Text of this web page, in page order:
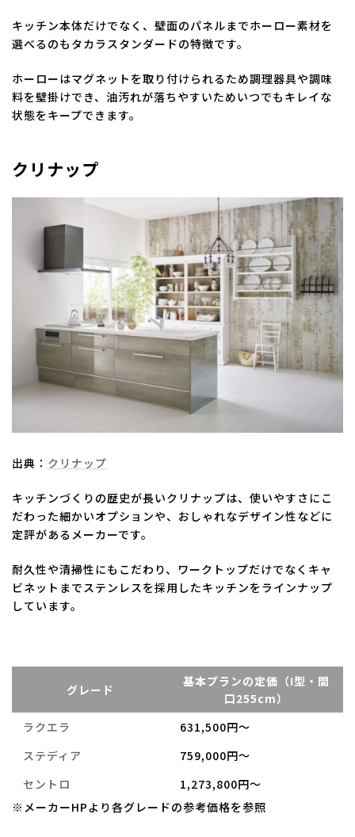
キッチン本体だけでなく、壁面のパネルまでホーロー素材を
選べるのもタカラスタンダードの特徴です。
ホーローはマグネットを取り付けられるため調理器具や調味
料を壁掛けでき、油汚れが落ちやすいためいつでもキレイな
状態をキープできます。
クリナップ
出典： クリナップ
キッチンづくりの歴史が長いクリナップは、使いやすさにこ
だわった細かいオプションや、おしゃれなデザイン性などに
定評があるメーカーです。
耐久性や清掃性にもこだわり、ワークトップだけでなくキャ
ビネットまでステンレスを採用したキッチンをラインナップ
しています。
グレード
基本プランの定価（I型・間
口255cm）
ラクエラ
631,500円～
ステディア
759,000円～
セントロ
1,273,800円～
※メーカーHPより各グレードの参考価格を参照